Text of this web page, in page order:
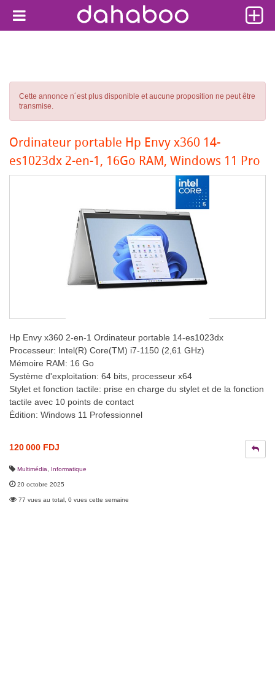
Cette annonce n´est plus disponible et aucune proposition ne peut être
transmise.
Ordinateur portable Hp Envy x360 14-
es1023dx 2-en-1, 16Go RAM, Windows 11 Pro
Hp Envy x360 2-en-1 Ordinateur portable 14-es1023dx
Processeur: Intel(R) Core(TM) i7-1150 (2,61 GHz)
Mémoire RAM: 16 Go
Système d'exploitation: 64 bits, processeur x64
Stylet et fonction tactile: prise en charge du stylet et de la fonction
tactile avec 10 points de contact
Édition: Windows 11 Professionnel
120 000 FDJ
Multimédia Informatique
20 octobre 2025
77 vues au total, 0 vues cette semaine